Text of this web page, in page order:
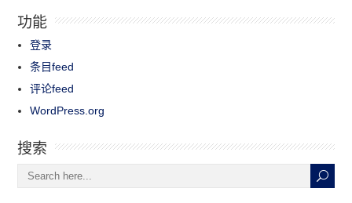
功能
登录
条目feed
评论feed
WordPress.org
搜索